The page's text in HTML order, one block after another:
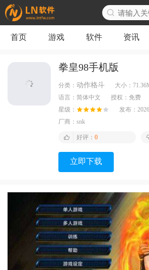
首页 游戏 软件 资讯
拳皇98手机版
分类： 动作格斗 大小：
语言： 简体中文 授权： 免费
星级：
发布：
厂商： snk
好评： 0
立即下载